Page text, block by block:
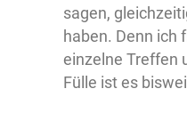
sagen,
haben. Denn ich
einzelne Treffen
Fülle ist es